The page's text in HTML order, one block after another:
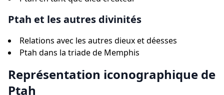
Ptah et les autres divinités
Relations avec les autres dieux et déesses
Ptah dans la triade de Memphis
Représentation iconographique de
Ptah